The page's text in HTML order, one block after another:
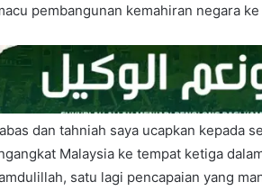
pembangunan kemahiran negara
dan tahniah saya ucapkan kepada
Malaysia ke tempat ketiga
satu lagi pencapaian yang